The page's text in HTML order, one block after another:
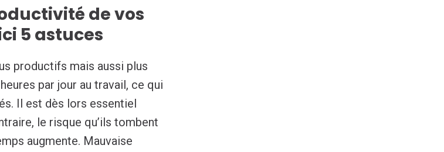
de vos
5 astuces
productifs mais aussi plus
par jour au travail, ce qui
Il est dès lors essentiel
le risque qu’ils tombent
augmente. Mauvaise